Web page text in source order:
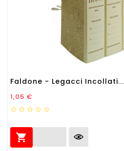
Faldone - Legacci Incollati...
Prezzo
1,05 €
